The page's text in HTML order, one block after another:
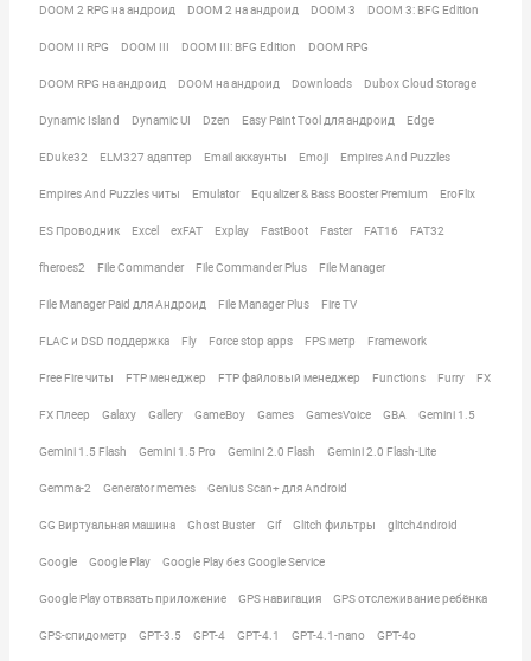
DOOM 2 RPG на андроид DOOM 2 на андроид DOOM 3 DOOM 3: BFG Edition
DOOM II RPG DOOM III DOOM III: BFG Edition DOOM RPG
DOOM RPG на андроид DOOM на андроид Downloads Dubox Cloud Storage
Dynamic Island Dynamic UI Dzen Easy Paint Tool для андроид Edge
EDuke32 ELM327 адаптер Email аккаунты Emoji Empires And Puzzles
Empires And Puzzles читы Emulator Equalizer & Bass Booster Premium EroFlix
ES Проводник Excel exFAT Explay FastBoot Faster FAT16 FAT32
fheroes2 File Commander File Commander Plus File Manager
File Manager Paid для Андроид File Manager Plus Fire TV
FLAC и DSD поддержка Fly Force stop apps FPS метр Framework
Free Fire читы FTP менеджер FTP файловый менеджер Functions Furry FX
FX Плеер Galaxy Gallery GameBoy Games GamesVoice GBA Gemini 1.5
Gemini 1.5 Flash Gemini 1.5 Pro Gemini 2.0 Flash Gemini 2.0 Flash-Lite
Gemma-2 Generator memes Genius Scan+ для Android
GG Виртуальная машина Ghost Buster Gif Glitch фильтры glitch4ndroid
Google Google Play Google Play без Google Service
Google Play отвязать приложение GPS навигация GPS отслеживание ребёнка
GPS-спидометр GPT-3.5 GPT-4 GPT-4.1 GPT-4.1-nano GPT-4o